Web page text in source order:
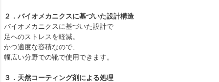
２．バイオメカニクスに基づいた設計構造
バイオメカニクスに基づいた設計で
足へのストレスを軽減。
かつ適度な容積なので、
幅広い分野での靴で使用できます。
３．天然コーティング剤による処理